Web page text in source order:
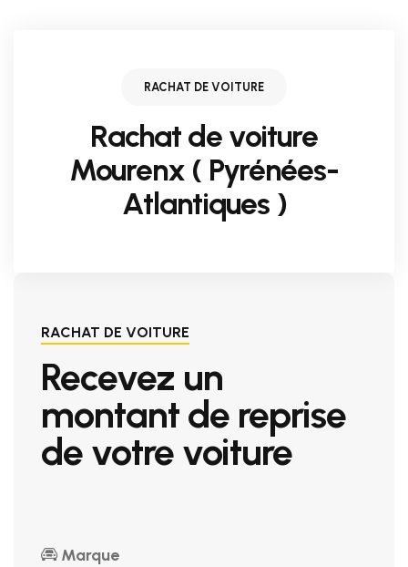
RACHAT DE VOITURE
Rachat de voiture
Mourenx ( Pyrénées-
Atlantiques )
RACHAT DE VOITURE
Recevez un
montant de reprise
de votre voiture
Marque